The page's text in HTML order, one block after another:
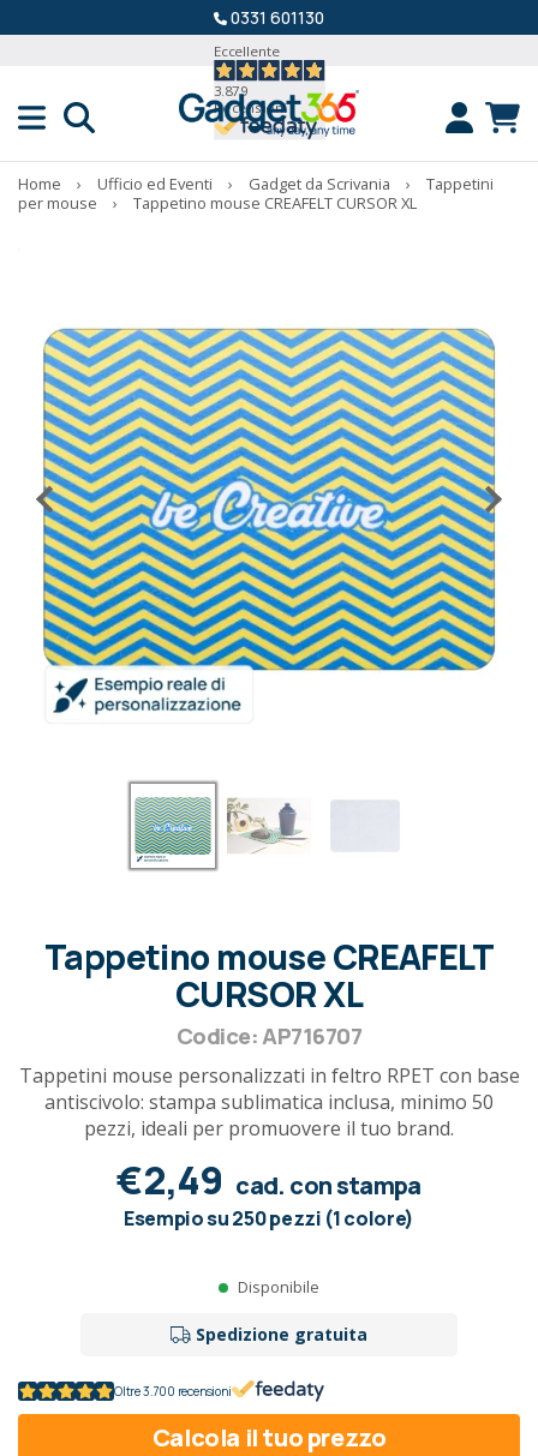
0331 601130
Eccellente
3.879
Recensioni
Home › Ufficio ed Eventi › Gadget da Scrivania ›
Tappetini
per mouse
› Tappetino mouse CREAFELT CURSOR XL
Tappetino mouse CREAFELT
CURSOR XL
Codice: AP716707
Tappetini mouse personalizzati in feltro RPET con base
antiscivolo: stampa sublimatica inclusa, minimo 50
pezzi, ideali per promuovere il tuo brand.
€2,49 cad. con stampa
Esempio su 250 pezzi (1 colore)
Disponibile
Spedizione gratuita
Oltre 3.700 recensioni
Calcola il tuo prezzo